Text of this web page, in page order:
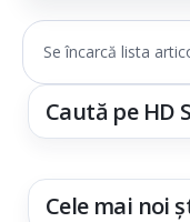
Se încarcă lista
Caută pe HD
Cele mai noi